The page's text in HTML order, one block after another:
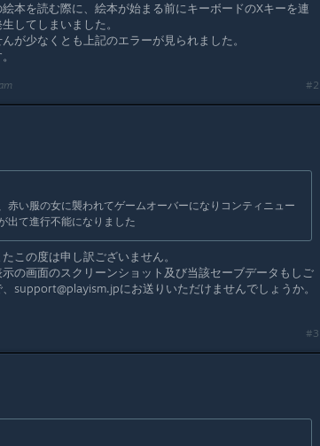
本を読む際に、絵本が始まる前にキーボードのXキーを連
してしまいました。
が少なくとも上記のエラーが見られました。
#2
赤い服の女に襲われてゲームオーバーになりコンティニュー
出て進行不能になりました
この度は申し訳ございません。
の画面のスクリーンショット及び当該セーブデータもしご
support@playism.jpにお送りいただけませんでしょうか。
#3